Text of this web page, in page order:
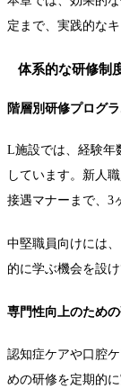
定まで、実践的な
体系的な研修制
階層別研修プログラ
L施設では、経験年
しています。新人
接遇マナーまで、3
中堅職員向けには
的に学ぶ機会を設け
専門性向上のための
認知症ケアや口腔
めの研修を定期的